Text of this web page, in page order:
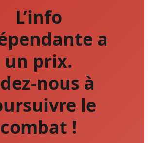
L’info
a
un prix.
nous à
le
combat !